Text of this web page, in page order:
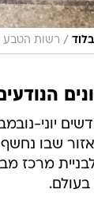
/ רשות הטבע
שבו
מרכז
בעולם.